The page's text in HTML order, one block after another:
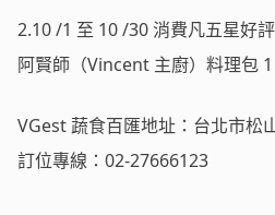
2.10 /1 至 10 /30 消費凡五星好
阿賢師（Vincent 主廚）料理包 1
VGest 蔬食百匯地址：台北市松
訂位專線：02-27666123